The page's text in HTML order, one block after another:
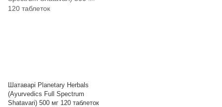
Шатаварі Planetary Herbals
(Ayurvedics Full Spectrum
Shatavari) 500 мг 120 таблеток